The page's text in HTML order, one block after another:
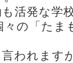
活発な学
々の「たま
われます